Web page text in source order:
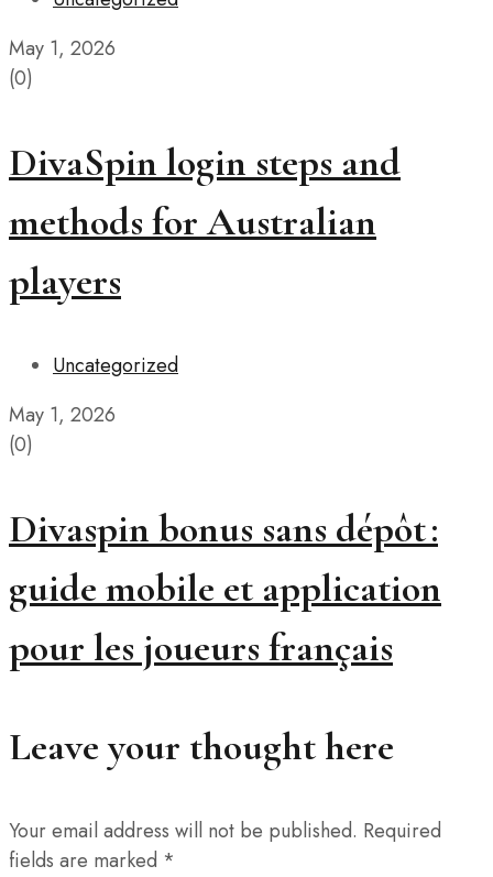
May 1, 2026
(0)
DivaSpin login steps and
methods for Australian
players
Uncategorized
May 1, 2026
(0)
Divaspin bonus sans dépôt :
guide mobile et application
pour les joueurs français
Leave your thought here
Your email address will not be published. Required
fields are marked *